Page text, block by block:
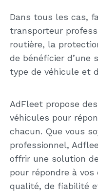
Dans tous les cas,
transporteur
routière, la
de bénéficier d’une
type de véhicule et
AdFleet propose
véhicules pour
chacun. Que vous
professionnel,
offrir une solution
pour répondre à
qualité, de fiabilité